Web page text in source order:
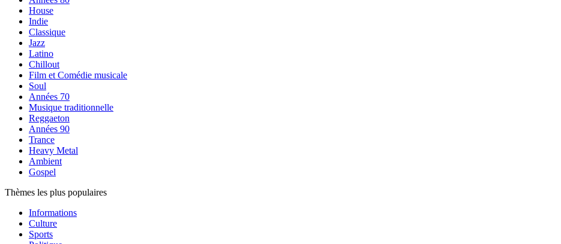
House
Indie
Classique
Jazz
Latino
Chillout
Film et Comédie musicale
Soul
Années 70
Musique traditionnelle
Reggaeton
Années 90
Trance
Heavy Metal
Ambient
Gospel
Thèmes les plus populaires
Informations
Culture
Sports